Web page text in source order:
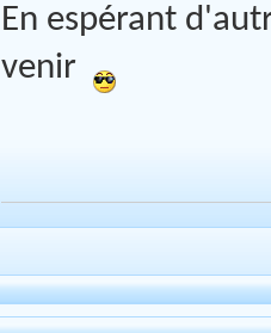
En espérant
venir